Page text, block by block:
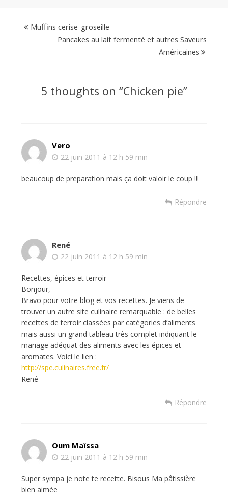
Muffins cerise-groseille
Pancakes au lait fermenté et autres Saveurs
Américaines
5 thoughts on “Chicken pie”
Vero
22 juin 2011 à 12 h 59 min
beaucoup de preparation mais ça doit valoir le coup !!!
Répondre
René
22 juin 2011 à 12 h 59 min
Recettes, épices et terroir
Bonjour,
Bravo pour votre blog et vos recettes. Je viens de
trouver un autre site culinaire remarquable : de belles
recettes de terroir classées par catégories d’aliments
mais aussi un grand tableau très complet indiquant le
mariage adéquat des aliments avec les épices et
aromates. Voici le lien :
http://spe.culinaires.free.fr/
René
Répondre
Oum Maïssa
22 juin 2011 à 12 h 59 min
Super sympa je note te recette. Bisous Ma pâtissière
bien aimée